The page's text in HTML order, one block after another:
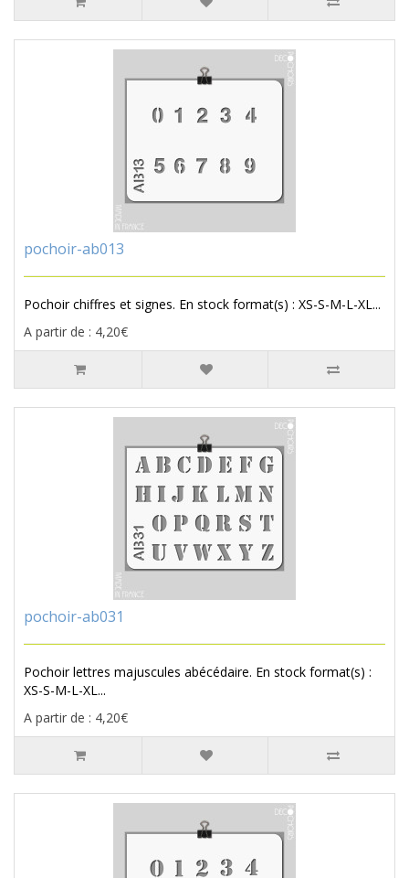
pochoir-ab013
Pochoir chiffres et signes. En stock format(s) : XS-S-M-L-XL...
A partir de : 4,20€
pochoir-ab031
Pochoir lettres majuscules abécédaire. En stock format(s) :
XS-S-M-L-XL...
A partir de : 4,20€